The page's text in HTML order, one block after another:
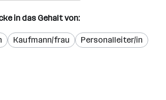
in das Gehalt von:
Kaufmann/frau Personalleiter/in